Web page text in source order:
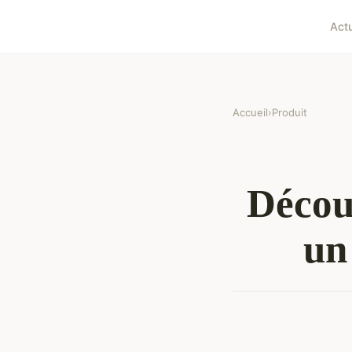
Accueil›Produit